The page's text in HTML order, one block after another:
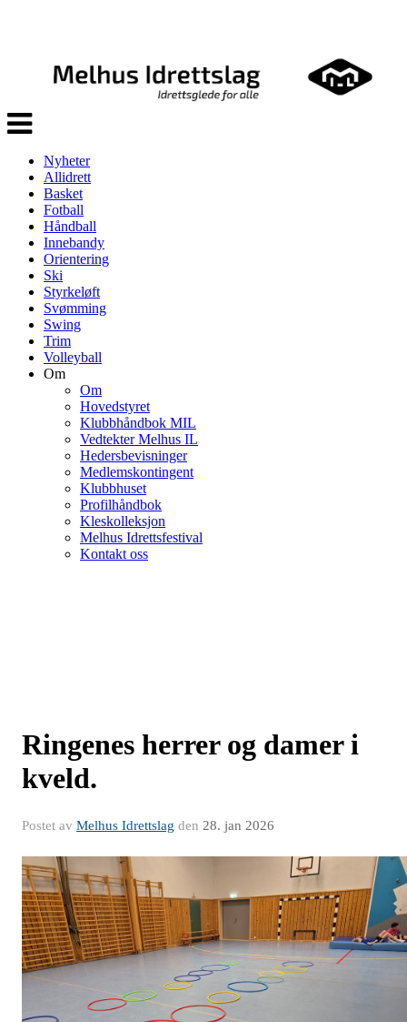
Veksle
navigasjon
Nyheter
Allidrett
Basket
Fotball
Håndball
Innebandy
Orientering
Ski
Styrkeløft
Svømming
Swing
Trim
Volleyball
Om
Om
Hovedstyret
Klubbhåndbok MIL
Vedtekter Melhus IL
Hedersbevisninger
Medlemskontingent
Klubbhuset
Profilhåndbok
Kleskolleksjon
Melhus Idrettsfestival
Kontakt oss
Ringenes herrer og damer i
kveld.
Postet av Melhus Idrettslag den 28. jan 2026